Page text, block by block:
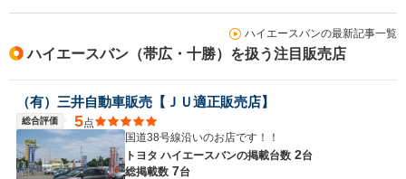
ハイエースバンの最新記事一覧
ハイエースバン（帯広・十勝）を扱う注目販売店
（有）三井自動車販売【ＪＵ適正販売店】
総合評価 5点
国道38号線沿いのお店です！！
トヨタ ハイエースバンの掲載台数 2台
総掲載数 7台